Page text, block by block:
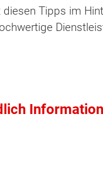
Tipps im